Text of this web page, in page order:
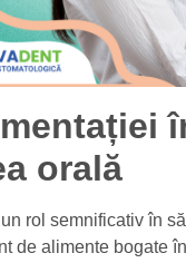
orală
rol semnificativ în
de alimente bogate